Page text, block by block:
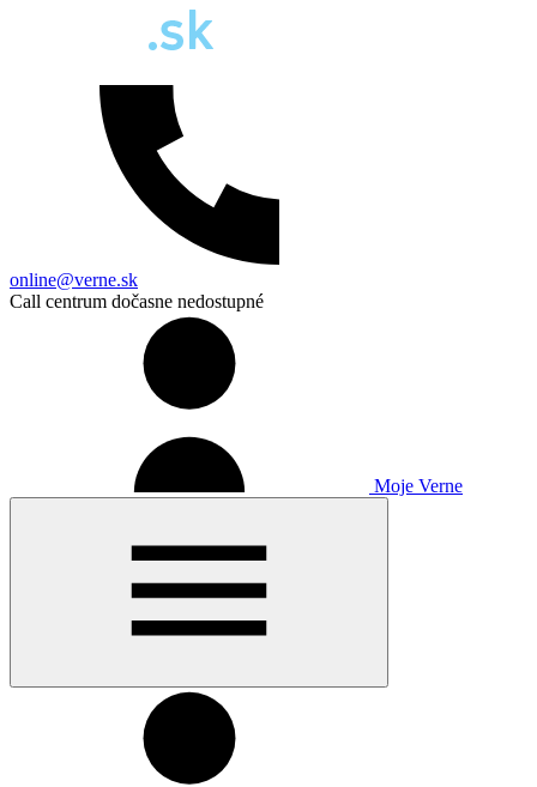
online@verne.sk
Call centrum dočasne nedostupné
Moje Verne